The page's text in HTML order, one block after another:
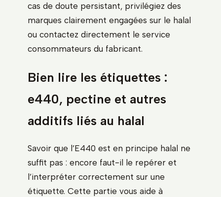
cas de doute persistant, privilégiez des
marques clairement engagées sur le halal
ou contactez directement le service
consommateurs du fabricant.
Bien lire les étiquettes :
e440, pectine et autres
additifs liés au halal
Savoir que l’E440 est en principe halal ne
suffit pas : encore faut-il le repérer et
l’interpréter correctement sur une
étiquette. Cette partie vous aide à